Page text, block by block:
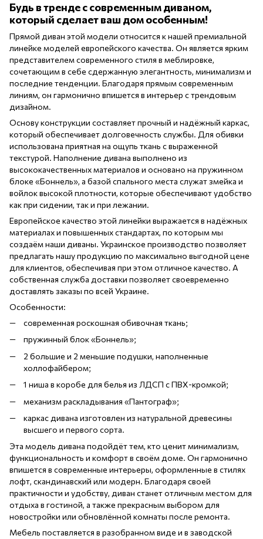
Будь в тренде с современным диваном,
который сделает ваш дом особенным!
Прямой диван этой модели относится к нашей премиальной
линейке моделей европейского качества. Он является ярким
представителем современного стиля в меблировке,
сочетающим в себе сдержанную элегантность, минимализм и
последние тенденции. Благодаря прямым современным
линиям, он гармонично впишется в интерьер с трендовым
дизайном.
Основу конструкции составляет прочный и надёжный каркас,
который обеспечивает долговечность службы. Для обивки
использована приятная на ощупь ткань с выраженной
текстурой. Наполнение дивана выполнено из
высококачественных материалов и основано на пружинном
блоке «Боннель», а базой спального места служат змейка и
войлок высокой плотности, которые обеспечивают удобство
как при сидении, так и при лежании.
Европейское качество этой линейки выражается в надёжных
материалах и повышенных стандартах, по которым мы
создаём наши диваны. Украинское производство позволяет
предлагать нашу продукцию по максимально выгодной цене
для клиентов, обеспечивая при этом отличное качество. А
собственная служба доставки позволяет своевременно
доставлять заказы по всей Украине.
Особенности:
современная роскошная обивочная ткань;
пружинный блок «Боннель»;
2 большие и 2 меньшие подушки, наполненные
холлофайбером;
1 ниша в коробе для белья из ЛДСП с ПВХ-кромкой;
механизм раскладывания «Пантограф»;
каркас дивана изготовлен из натуральной древесины
высшего и первого сорта.
Эта модель дивана подойдёт тем, кто ценит минимализм,
функциональность и комфорт в своём доме. Он гармонично
впишется в современные интерьеры, оформленные в стилях
лофт, скандинавский или модерн. Благодаря своей
практичности и удобству, диван станет отличным местом для
отдыха в гостиной, а также прекрасным выбором для
новостройки или обновлённой комнаты после ремонта.
Мебель поставляется в разобранном виде и в заводской